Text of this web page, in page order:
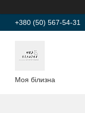
+380 (50) 567-54-31
Моя білизна